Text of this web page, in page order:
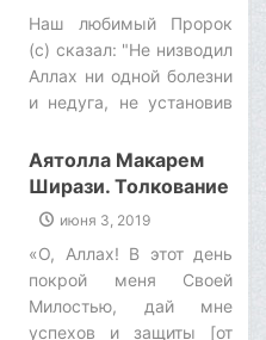
заслуживают
воздаяния!".‌
Наш любимый Пророк
(с) сказал: "Не низводил
Аллах ни одной болезни
и недуга, не установив
него!".‌
Аятолла Макарем
Ширази. Толкование
молитвы двадцать
месяца Рамадан
июня 3, 2019
«О, Аллах! В этот день
покрой меня Своей
Милостью, дай мне
успехов и защиты [от